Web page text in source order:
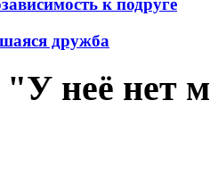
к подруге
дружба
"У неё нет